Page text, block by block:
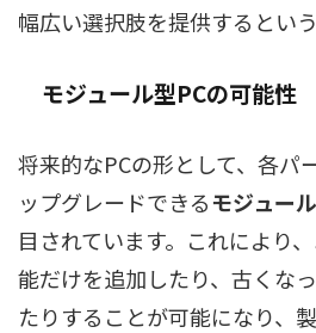
幅広い選択肢を提供するとい
モジュール型PCの可能性
将来的なPCの形として、各パ
ップグレードできるモジュー
目されています。これにより
能だけを追加したり、古くな
たりすることが可能になり、